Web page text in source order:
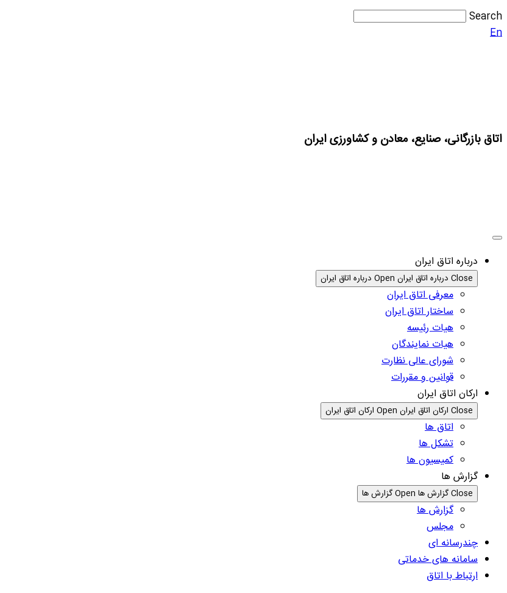
Search
En
اتاق بازرگانی، صنایع، معادن و کشاورزی ایران
درباره اتاق ایران
Close درباره اتاق ایران Open درباره اتاق ایران
معرفی اتاق ایران
ساختار اتاق ایران
هیات رئیسه
هیات نمایندگان
شورای عالی نظارت
قوانین و مقررات
ارکان اتاق ایران
Close ارکان اتاق ایران Open ارکان اتاق ایران
اتاق ها
تشکل ها
کمیسیون ها
گزارش ها
Close گزارش ها Open گزارش ها
گزارش ها
مجلس
چندرسانه ای
سامانه های خدماتی
ارتباط با اتاق